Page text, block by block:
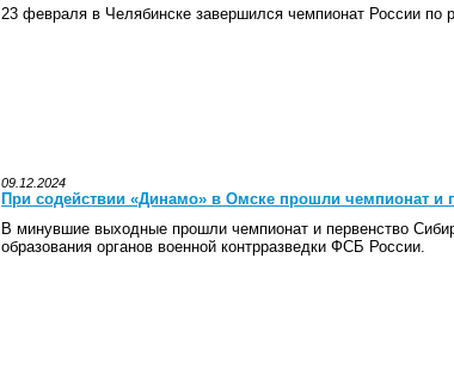
23 февраля в Челябинске завершился чемпионат России
09.12.2024
При содействии «Динамо» в Омске прошли чемпионат и
В минувшие выходные прошли чемпионат и первенство
образования органов военной контрразведки ФСБ России.